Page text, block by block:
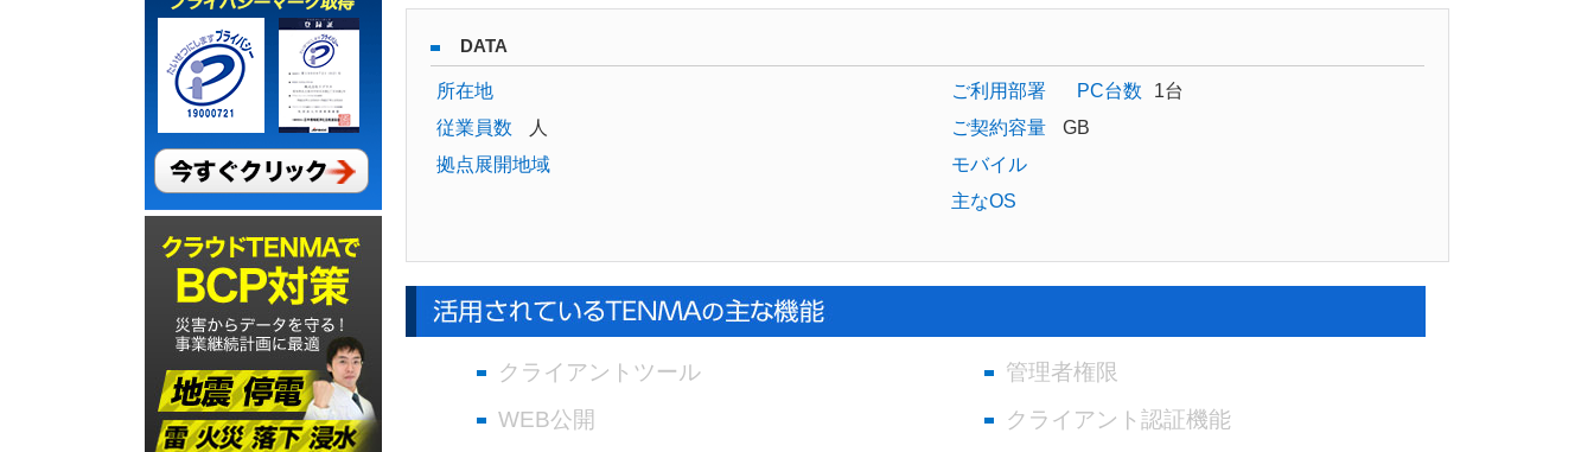
DATA
所在地
従業員数
人
拠点展開地域
ご利用部署 PC台数
1台
ご契約容量
GB
モバイル
主なOS
クライアントツール
管理者権限
WEB公開
クライアント認証機能